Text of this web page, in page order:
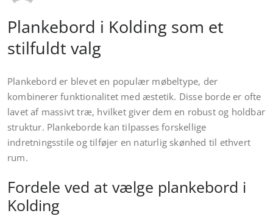
Plankebord i Kolding som et
stilfuldt valg
Plankebord er blevet en populær møbeltype, der
kombinerer funktionalitet med æstetik. Disse borde er ofte
lavet af massivt træ, hvilket giver dem en robust og holdbar
struktur. Plankeborde kan tilpasses forskellige
indretningsstile og tilføjer en naturlig skønhed til ethvert
rum.
Fordele ved at vælge plankebord i
Kolding